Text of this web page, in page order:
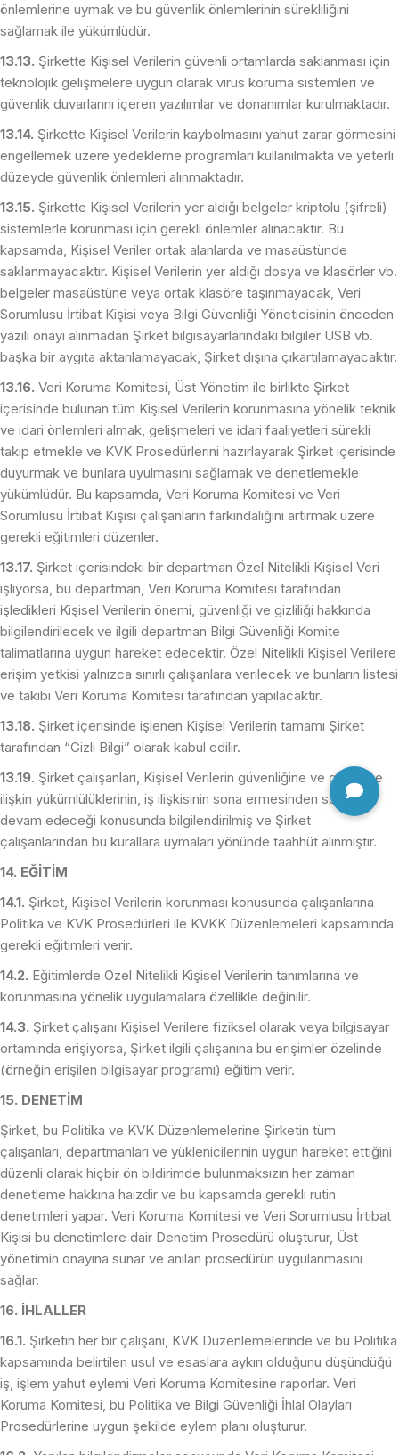
önlemlerine uymak ve bu güvenlik önlemlerinin sürekliliğini
sağlamak ile yükümlüdür.
13.13. Şirkette Kişisel Verilerin güvenli ortamlarda saklanması için
teknolojik gelişmelere uygun olarak virüs koruma sistemleri ve
güvenlik duvarlarını içeren yazılımlar ve donanımlar kurulmaktadır.
13.14. Şirkette Kişisel Verilerin kaybolmasını yahut zarar görmesini
engellemek üzere yedekleme programları kullanılmakta ve yeterli
düzeyde güvenlik önlemleri alınmaktadır.
13.15. Şirkette Kişisel Verilerin yer aldığı belgeler kriptolu (şifreli)
sistemlerle korunması için gerekli önlemler alınacaktır. Bu
kapsamda, Kişisel Veriler ortak alanlarda ve masaüstünde
saklanmayacaktır. Kişisel Verilerin yer aldığı dosya ve klasörler vb.
belgeler masaüstüne veya ortak klasöre taşınmayacak, Veri
Sorumlusu İrtibat Kişisi veya Bilgi Güvenliği Yöneticisinin önceden
yazılı onayı alınmadan Şirket bilgisayarlarındaki bilgiler USB vb.
başka bir aygıta aktarılamayacak, Şirket dışına çıkartılamayacaktır.
13.16. Veri Koruma Komitesi, Üst Yönetim ile birlikte Şirket
içerisinde bulunan tüm Kişisel Verilerin korunmasına yönelik teknik
ve idari önlemleri almak, gelişmeleri ve idari faaliyetleri sürekli
takip etmekle ve KVK Prosedürlerini hazırlayarak Şirket içerisinde
duyurmak ve bunlara uyulmasını sağlamak ve denetlemekle
yükümlüdür. Bu kapsamda, Veri Koruma Komitesi ve Veri
Sorumlusu İrtibat Kişisi çalışanların farkındalığını artırmak üzere
gerekli eğitimleri düzenler.
13.17. Şirket içerisindeki bir departman Özel Nitelikli Kişisel Veri
işliyorsa, bu departman, Veri Koruma Komitesi tarafından
işledikleri Kişisel Verilerin önemi, güvenliği ve gizliliği hakkında
bilgilendirilecek ve ilgili departman Bilgi Güvenliği Komite
talimatlarına uygun hareket edecektir. Özel Nitelikli Kişisel Verilere
erişim yetkisi yalnızca sınırlı çalışanlara verilecek ve bunların listesi
ve takibi Veri Koruma Komitesi tarafından yapılacaktır.
13.18. Şirket içerisinde işlenen Kişisel Verilerin tamamı Şirket
tarafından “Gizli Bilgi” olarak kabul edilir.
13.19. Şirket çalışanları, Kişisel Verilerin güvenliğine ve gizliliğine
ilişkin yükümlülüklerinin, iş ilişkisinin sona ermesinden sonra da
devam edeceği konusunda bilgilendirilmiş ve Şirket
çalışanlarından bu kurallara uymaları yönünde taahhüt alınmıştır.
14. EĞİTİM
14.1. Şirket, Kişisel Verilerin korunması konusunda çalışanlarına
Politika ve KVK Prosedürleri ile KVKK Düzenlemeleri kapsamında
gerekli eğitimleri verir.
14.2. Eğitimlerde Özel Nitelikli Kişisel Verilerin tanımlarına ve
korunmasına yönelik uygulamalara özellikle değinilir.
14.3. Şirket çalışanı Kişisel Verilere fiziksel olarak veya bilgisayar
ortamında erişiyorsa, Şirket ilgili çalışanına bu erişimler özelinde
(örneğin erişilen bilgisayar programı) eğitim verir.
15. DENETİM
Şirket, bu Politika ve KVK Düzenlemelerine Şirketin tüm
çalışanları, departmanları ve yüklenicilerinin uygun hareket ettiğini
düzenli olarak hiçbir ön bildirimde bulunmaksızın her zaman
denetleme hakkına haizdir ve bu kapsamda gerekli rutin
denetimleri yapar. Veri Koruma Komitesi ve Veri Sorumlusu İrtibat
Kişisi bu denetimlere dair Denetim Prosedürü oluşturur, Üst
yönetimin onayına sunar ve anılan prosedürün uygulanmasını
sağlar.
16. İHLALLER
16.1. Şirketin her bir çalışanı, KVK Düzenlemelerinde ve bu Politika
kapsamında belirtilen usul ve esaslara aykırı olduğunu düşündüğü
iş, işlem yahut eylemi Veri Koruma Komitesine raporlar. Veri
Koruma Komitesi, bu Politika ve Bilgi Güvenliği İhlal Olayları
Prosedürlerine uygun şekilde eylem planı oluşturur.